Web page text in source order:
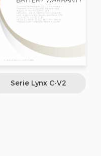
Serie Lynx C-V2